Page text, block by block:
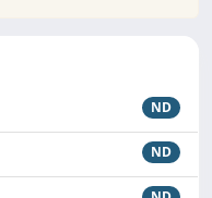
ND
ND